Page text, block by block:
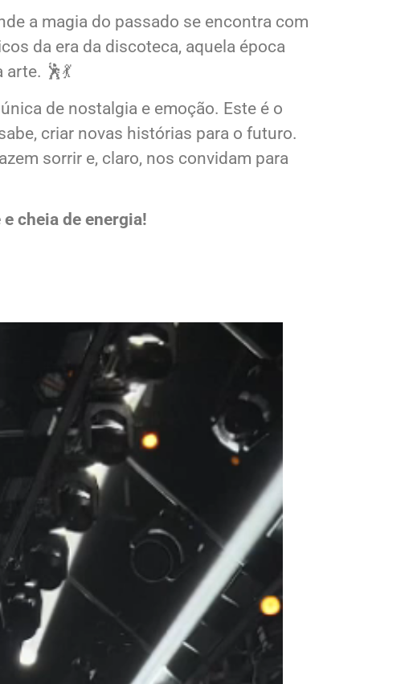
a magia do passado se encontra com
da era da discoteca, aquela época
🕺💃
de nostalgia e emoção. Este é o
criar novas histórias para o futuro.
sorrir e, claro, nos convidam para
cheia de energia!